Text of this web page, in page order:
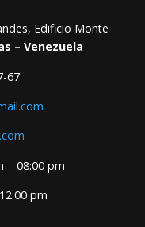
Edificio Monte
– Venezuela
67
– 08:00 pm
pm